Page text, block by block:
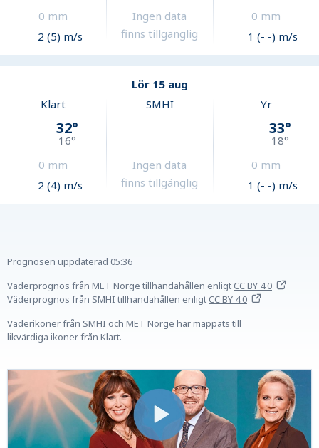
0 mm
2 (5) m/s
Ingen data
finns tillgänglig
0 mm
1 (- -) m/s
Lör 15 aug
Klart
32°
16°
0 mm
2 (4) m/s
SMHI
Ingen data
finns tillgänglig
Yr
33°
18°
0 mm
1 (- -) m/s
Prognosen uppdaterad 05:36
Väderprognos från MET Norge tillhandahållen enligtCC BY 4.0
Väderprognos från SMHI tillhandahållen enligtCC BY 4.0
Väderikoner från SMHI och MET Norge har mappats till
likvärdiga ikoner från Klart.